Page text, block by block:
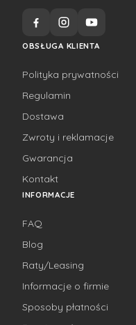
OBSŁUGA KLIENTA
Polityka prywatności
Regulamin
Dostawa
Zwroty i reklamacje
Gwarancja
Kontakt
INFORMACJE
FAQ
Blog
Raty/Leasing
Informacje o firmie
Sposoby płatności